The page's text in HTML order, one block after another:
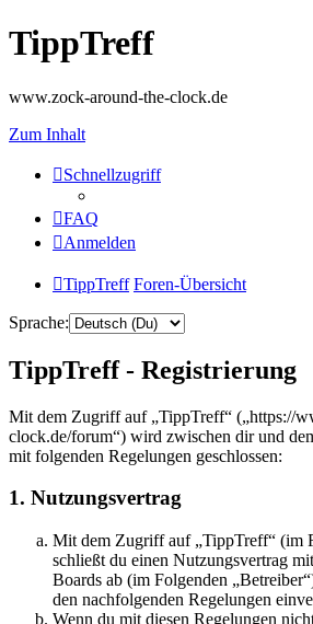
TippTreff
www.zock-around-the-clock.de
Zum Inhalt
Schnellzugriff
FAQ
Anmelden
TippTreff Foren-Übersicht
Sprache:
TippTreff - Registrierung
Mit dem Zugriff auf „TippTreff“ („https://
clock.de/forum“) wird zwischen dir und
mit folgenden Regelungen geschlossen:
1. Nutzungsvertrag
Mit dem Zugriff auf „TippTreff“ (im
schließt du einen Nutzungsvertrag
Boards ab (im Folgenden
den nachfolgenden Regelungen
Wenn du mit diesen Regelungen